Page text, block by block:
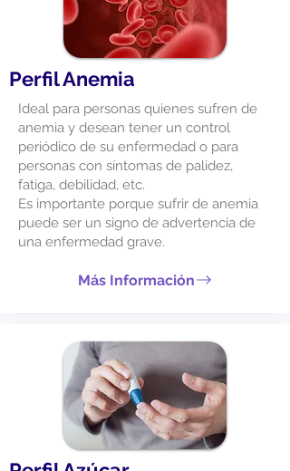
Perfil Anemia
Ideal para personas quienes sufren de
anemia y desean tener un control
periódico de su enfermedad o para
personas con síntomas de palidez,
fatiga, debilidad, etc.
Es importante porque sufrir de anemia
puede ser un signo de advertencia de
una enfermedad grave.
Más Información